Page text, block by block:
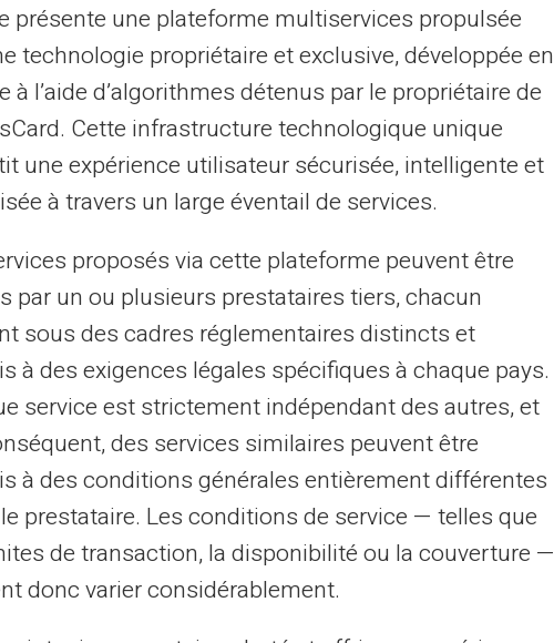
la carte Veritas, les interdits bancaires
où Mastercard est accepté.
est également possible avec cette carte,
la gestion quotidienne du budget.
de l'argent à l'étranger sans
facilités via la carte.
maîtriser son budget directement depuis
barrières financières auxquelles sont
restrictions bancaires.
: maintenir la fluidité des
simple. Pour transférer via un RIB,
présente une plateforme multiservices propulsée
technologie propriétaire et exclusive, développée en
à l’aide d’algorithmes détenus par le propriétaire de
Cette infrastructure technologique unique
une expérience utilisateur sécurisée, intelligente et
à travers un large éventail de services.
proposés via cette plateforme peuvent être
par un ou plusieurs prestataires tiers, chacun
sous des cadres réglementaires distincts et
à des exigences légales spécifiques à chaque pays.
service est strictement indépendant des autres, et
des services similaires peuvent être
à des conditions générales entièrement différentes
prestataire. Les conditions de service — telles que
de transaction, la disponibilité ou la couverture —
donc varier considérablement.